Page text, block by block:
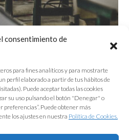
consentimiento de
para fines analíticos y para mostrarte
perfil elaborado a partir de tus hábitos de
Puede aceptar todas las cookies
su uso pulsando el botón "Denegar" o
preferencias”. Puede obtener más
los ajustes en nuestra Política de Cookies.
el CEIP Ana Josefa